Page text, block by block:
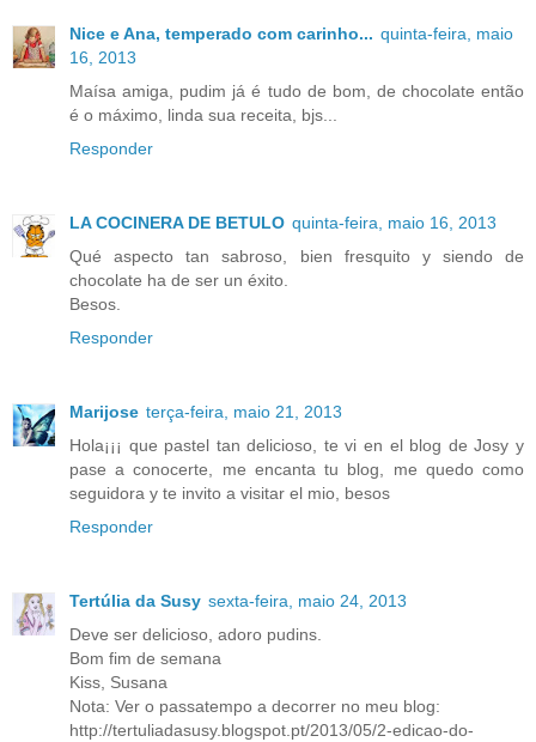
Nice e Ana, temperado com carinho... quinta-feira, maio
16, 2013
Maísa amiga, pudim já é tudo de bom, de chocolate então
é o máximo, linda sua receita, bjs...
Responder
LA COCINERA DE BETULO quinta-feira, maio 16, 2013
Qué aspecto tan sabroso, bien fresquito y siendo de
chocolate ha de ser un éxito.
Besos.
Responder
Marijose terça-feira, maio 21, 2013
Hola¡¡¡ que pastel tan delicioso, te vi en el blog de Josy y
pase a conocerte, me encanta tu blog, me quedo como
seguidora y te invito a visitar el mio, besos
Responder
Tertúlia da Susy sexta-feira, maio 24, 2013
Deve ser delicioso, adoro pudins.
Bom fim de semana
Kiss, Susana
Nota: Ver o passatempo a decorrer no meu blog:
http://tertuliadasusy.blogspot.pt/2013/05/2-edicao-do-